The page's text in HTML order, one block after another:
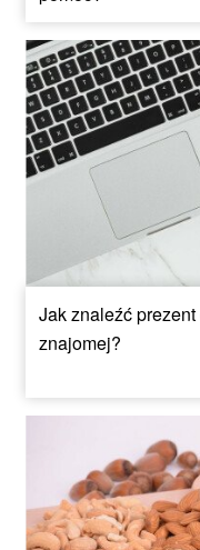
Jak znaleźć
znajomej?